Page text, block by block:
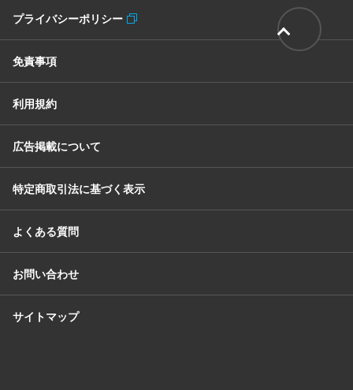
プライバシーポリシー
免責事項
利用規約
広告掲載について
特定商取引法に基づく表示
よくある質問
お問い合わせ
サイトマップ